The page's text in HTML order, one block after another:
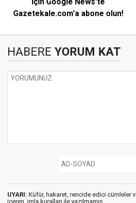
Gazetekale.com'a abone olun!
HABERE YORUM KAT
UYARI: Küfür, hakaret, rencide edici cümleler
içeren, imla kuralları ile yazılmamış,